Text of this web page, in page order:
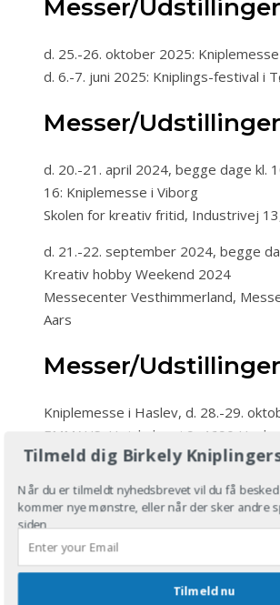
Messer/
d. 25.-26. oktober 2025:
d. 6.-7. juni 2025: Kniplings-festival i
Messer/
d. 20.-21. april 2024, begge dage kl.
16: Kniplemesse i Viborg
Skolen for kreativ fritid, Industrivej
d. 21.-22. september 2024, begge
Kreativ hobby Weekend 2024
Messecenter Vesthimmerland,
Aars
Messer/
Kniplemesse i Haslev, d. 28.-29.
EMMAUS, Højskolevej 9, 4690 Haslev
Klöppeln zwichen den meeren, d.
kl. 10-17, Kulturzentrum Hohes
Arsenalstraße, D-24768 Rendsburg,
Kreativ Hobby weekend i Aars d. 23.-
september 2023, begge dage k. 10-
1, 9600 Aars
Årets knipledag – Minimesse hos
Tilmeld dig Birkely
Når du er tilmeldt nyhedsbrevet vil du få
kommer nye mønstre, eller når der sker andre
siden
Tilmeld nu